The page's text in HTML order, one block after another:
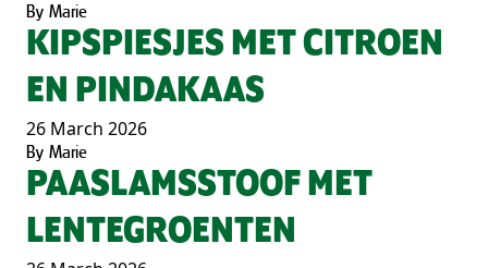
By Marie
KIPSPIESJES MET CITROEN
EN PINDAKAAS
26 March 2026
By Marie
PAASLAMSSTOOF MET
LENTEGROENTEN